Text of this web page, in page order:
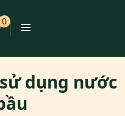
0
dụng nước